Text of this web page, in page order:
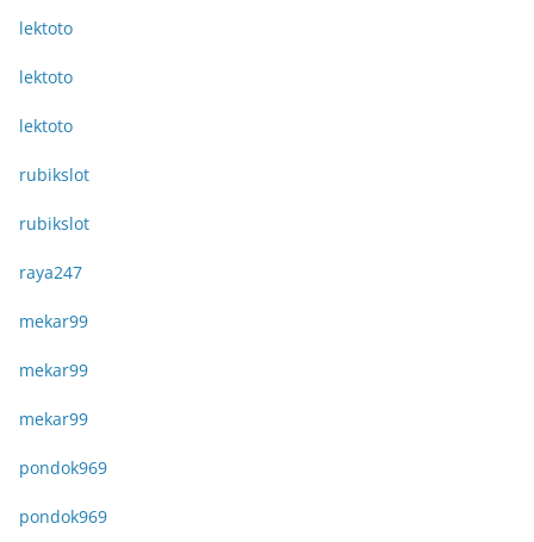
lektoto
lektoto
lektoto
rubikslot
rubikslot
raya247
mekar99
mekar99
mekar99
pondok969
pondok969